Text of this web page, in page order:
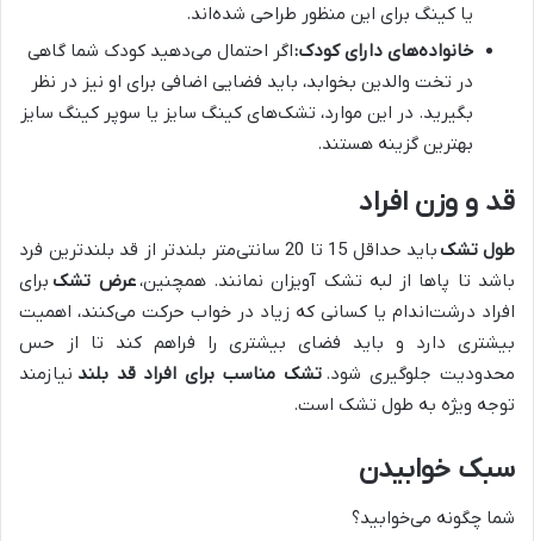
یا کینگ برای این منظور طراحی شده‌اند.
خانواده‌های دارای کودک:اگر احتمال می‌دهید کودک شما گاهی
در تخت والدین بخوابد، باید فضایی اضافی برای او نیز در نظر
بگیرید. در این موارد، تشک‌های کینگ سایز یا سوپر کینگ سایز
بهترین گزینه هستند.
قد و وزن افراد
طول تشک
باید حداقل 15 تا 20 سانتی‌متر بلندتر از قد بلندترین فرد
باشد تا پاها از لبه تشک آویزان نمانند. همچنین،عرض تشک برای
افراد درشت‌اندام یا کسانی که زیاد در خواب حرکت می‌کنند، اهمیت
بیشتری دارد و باید فضای بیشتری را فراهم کند تا از حس
محدودیت جلوگیری شود. تشک مناسب برای افراد قد بلند نیازمند
توجه ویژه به طول تشک است.
سبک خوابیدن
شما چگونه می‌خوابید؟